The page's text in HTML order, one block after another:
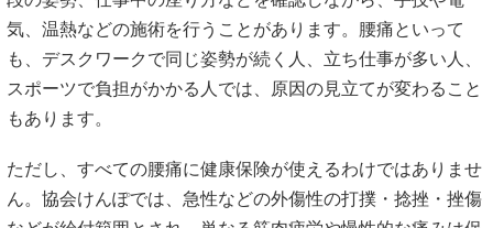
などが給付範囲とされ、単なる筋肉疲労や慢性的な痛みは保
険対象外になる場合があると案内されています。
「慢性腰痛だと全部自費ですか？」
症状や原因によります。だからこそ、保険が使えるかどうか
は来院時に確認しておくと安心です。
https://www.krm0730.net/blog/2432/